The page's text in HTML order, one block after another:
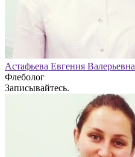
Астафьева Евгения Валерьевна
Флеболог
Записывайтесь.